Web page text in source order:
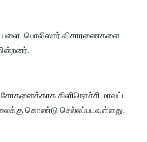
பளை பொலிஸார் விசாரணைகளை
கிளிநொச்சி மாவட்ட
கொண்டு செல்லப்படவுள்ளது.